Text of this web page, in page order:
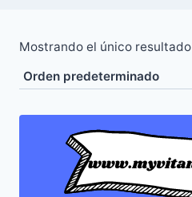
Mostrando el único resultado